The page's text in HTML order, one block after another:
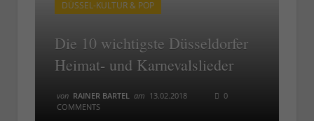
DÜSSEL-KULTUR & POP
Die 10 wichtigste Düsseldorfer
Heimat- und Karnevalslieder
von RAINER BARTEL am 13.02.2018
0
COMMENTS